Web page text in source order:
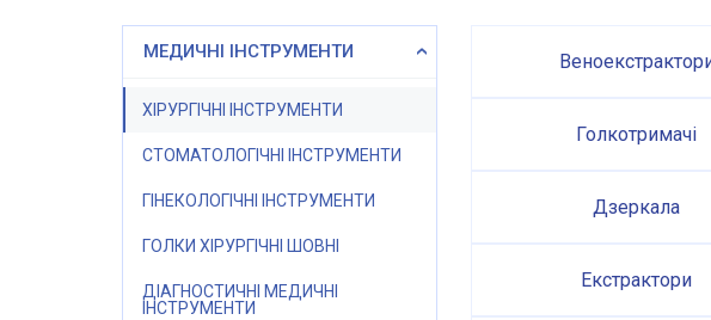
МЕДИЧНІ ІНСТРУМЕНТИ
ХІРУРГІЧНІ ІНСТРУМЕНТИ
СТОМАТОЛОГІЧНІ ІНСТРУМЕНТИ
ГІНЕКОЛОГІЧНІ ІНСТРУМЕНТИ
ГОЛКИ ХІРУРГІЧНІ ШОВНІ
ДІАГНОСТИЧНІ МЕДИЧНІ
ІНСТРУМЕНТИ
Голкотримачі
Дзеркала
Екстрактори